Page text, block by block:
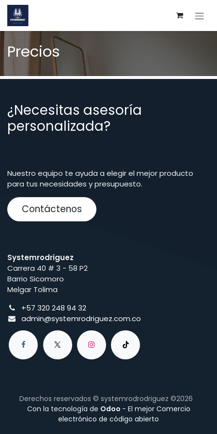
Ir al contenido
Precios
¿Necesitas asesoría
personalizada?
Nuestro equipo te ayuda a elegir el mejor producto
para tus necesidades y presupuesto.
Contáctenos
Systemrodriguez
Carrera 40 # 3 - 58 P2
Barrio Sicomoro
Melgar Tolima
+57 320 248 94 32
admin@systemrodriguez.com.co
Derechos reservados © systemrodrodriguez ©2026
Con la tecnología de Odoo - El mejor Comercio
electrónico de código abierto